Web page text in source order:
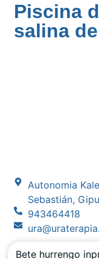
Piscina
salina
Autonomia
Sebastián,
943464418
Bete hurrengo